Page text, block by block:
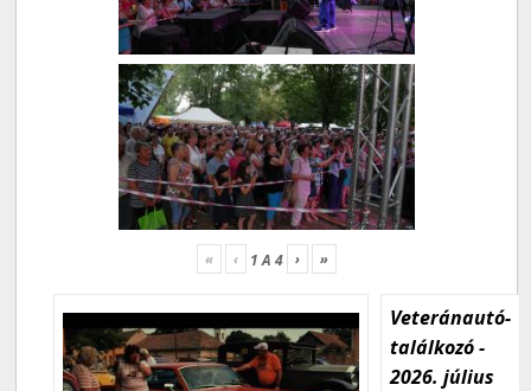
« ‹ 1A 4 › »
Veteránautó-
találkozó -
2026. július